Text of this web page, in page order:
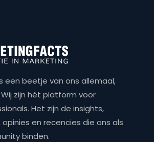
een beetje van ons allemaal,
zijn hét platform voor
Het zijn de insights,
en recencies die ons als
binden.